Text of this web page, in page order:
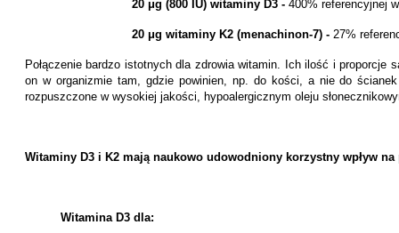
20 μg (800 IU) witaminy D3 - 400% referencyjnej
20 μg witaminy K2 (menachinon-7) - 27%
Połączenie bardzo istotnych dla zdrowia witamin. Ich ilość i proporcje
on w organizmie tam, gdzie powinien, np. do kości, a nie do
rozpuszczone w wysokiej jakości, hypoalergicznym oleju
Witaminy D3 i K2 mają naukowo udowodniony korzystny wpływ
Witamina D3 dla: